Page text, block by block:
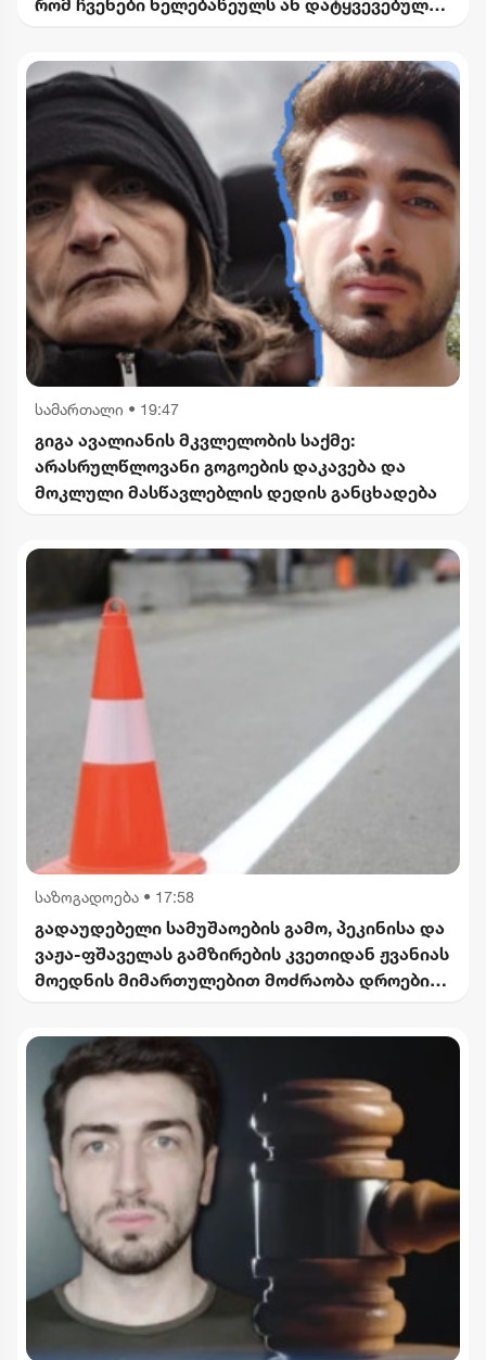
სამართალი • 19:47
გიგა ავალიანის მკვლელობის საქმე:
არასრულწლოვანი გოგოების დაკავება და
მოკლული მასწავლებლის დედის განცხადება
საზოგადოება • 17:58
გადაუდებელი სამუშაოების გამო, პეკინისა და
ვაჟა-ფშაველას გამზირების კვეთიდან ჟვანიას
მოედნის მიმართულებით მოძრაობა დროებით